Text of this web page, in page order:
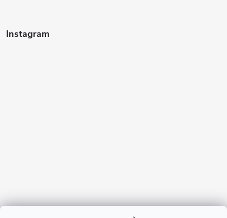
Instagram